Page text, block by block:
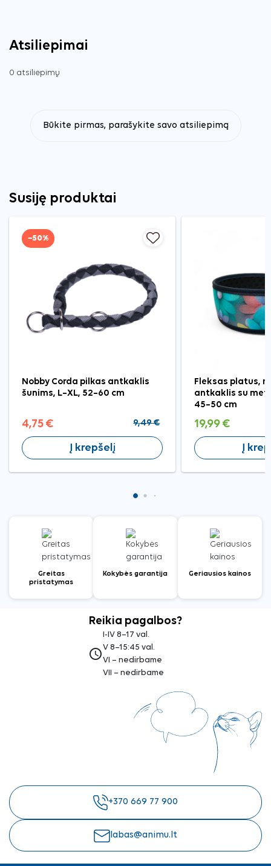
Atsiliepimai
0 atsiliepimų
Būkite pirmas, parašykite savo atsiliepimą
Susiję produktai
−50%
Nobby Corda pilkas antkaklis
šunims, L–XL, 52–60 cm
4,75 € 9,49 €
Į krepšelį
Fleksas platus,
antkaklis su
45–50 cm
19,99 €
Į
Greitas
pristatymas
Kokybės garantija Geriausios kainos
Reikia pagalbos?
access_time
I-IV 8–17 val.
V 8–15:45 val.
VI – nedirbame
VII – nedirbame
+370 669 77 900
labas@animu.lt